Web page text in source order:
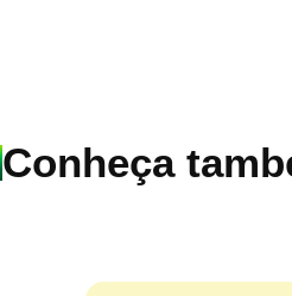
Conheça